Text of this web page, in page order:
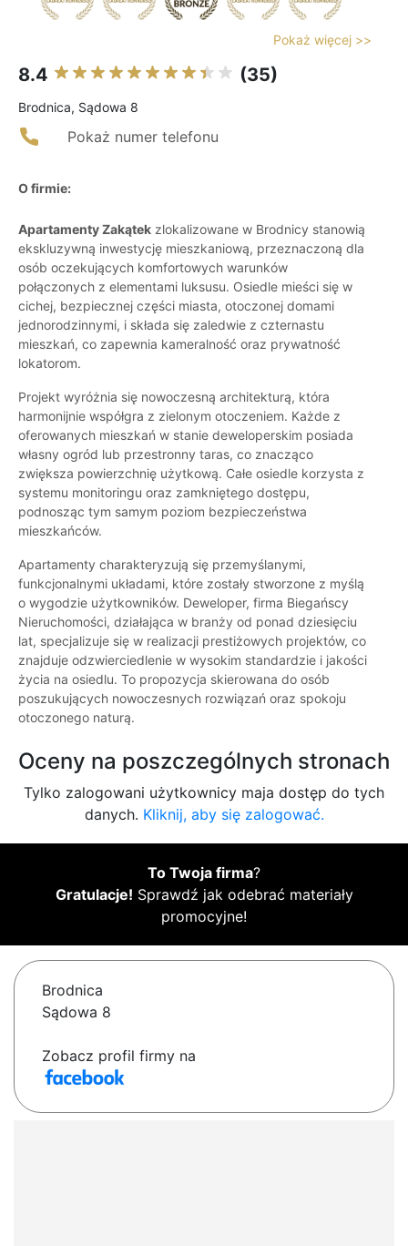
Pokaż więcej >>
8.4 (35)
Brodnica, Sądowa 8
Pokaż numer telefonu
O firmie:
Apartamenty Zakątek zlokalizowane w Brodnicy stanowią
ekskluzywną inwestycję mieszkaniową, przeznaczoną dla
osób oczekujących komfortowych warunków
połączonych z elementami luksusu. Osiedle mieści się w
cichej, bezpiecznej części miasta, otoczonej domami
jednorodzinnymi, i składa się zaledwie z czternastu
mieszkań, co zapewnia kameralność oraz prywatność
lokatorom.
Projekt wyróżnia się nowoczesną architekturą, która
harmonijnie współgra z zielonym otoczeniem. Każde z
oferowanych mieszkań w stanie deweloperskim posiada
własny ogród lub przestronny taras, co znacząco
zwiększa powierzchnię użytkową. Całe osiedle korzysta z
systemu monitoringu oraz zamkniętego dostępu,
podnosząc tym samym poziom bezpieczeństwa
mieszkańców.
Apartamenty charakteryzują się przemyślanymi,
funkcjonalnymi układami, które zostały stworzone z myślą
o wygodzie użytkowników. Deweloper, firma Biegańscy
Nieruchomości, działająca w branży od ponad dziesięciu
lat, specjalizuje się w realizacji prestiżowych projektów, co
znajduje odzwierciedlenie w wysokim standardzie i jakości
życia na osiedlu. To propozycja skierowana do osób
poszukujących nowoczesnych rozwiązań oraz spokoju
otoczonego naturą.
Oceny na poszczególnych stronach
Tylko zalogowani użytkownicy maja dostęp do tych
danych. Kliknij, aby się zalogować.
To Twoja firma?
Gratulacje! Sprawdź jak odebrać materiały
promocyjne!
Brodnica
Sądowa 8
Zobacz profil firmy na